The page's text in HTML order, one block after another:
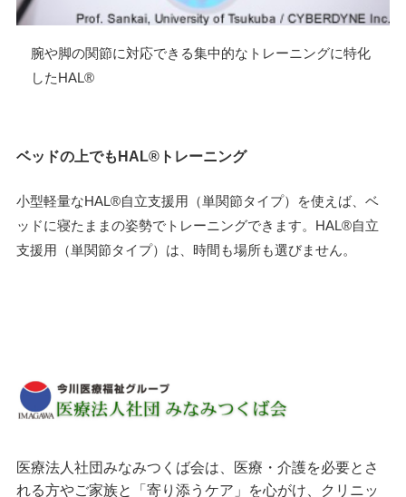
腕や脚の関節に対応できる集中的なトレーニングに特化
したHAL®
ベッドの上でもHAL®トレーニング
小型軽量なHAL®自立支援用（単関節タイプ）を使えば、ベ
ッドに寝たままの姿勢でトレーニングできます。HAL®自立
支援用（単関節タイプ）は、時間も場所も選びません。
医療法人社団みなみつくば会は、医療・介護を必要とさ
れる方やご家族と「寄り添うケア」を心がけ、クリニッ